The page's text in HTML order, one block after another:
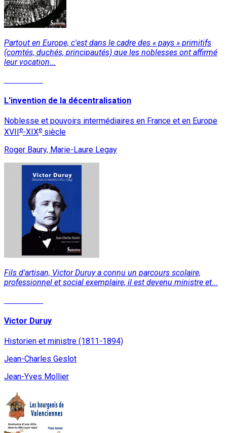
Partout en Europe, c'est dans le cadre des « pays » primitifs
(comtés, duchés, principautés) que les noblesses ont affirmé
leur vocation...
L'invention de la décentralisation
Noblesse et pouvoirs intermédiaires en France et en Europe
XVII
e-XIXe siècle
Roger Baury, Marie-Laure Legay
Fils d'artisan, Victor Duruy a connu un parcours scolaire,
professionnel et social exemplaire, il est devenu ministre et...
Victor Duruy
Historien et ministre (1811-1894)
Jean-Charles Geslot
Jean-Yves Mollier